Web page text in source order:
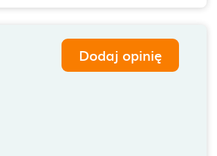
Dodaj opinię